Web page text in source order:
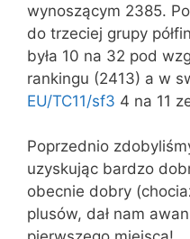
wynoszącym 2385.
do trzeciej grupy
była 10 na 32 pod
rankingu (2413) a w
EU/TC11/sf3 4 na 11
Poprzednio
uzyskując bardzo
obecnie dobry
plusów, dał nam